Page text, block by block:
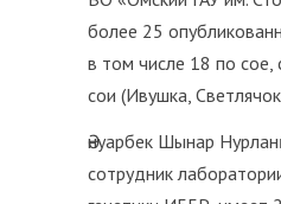
более 25
в том числе 18 по сое,
сои (Ивушка,
Әнуарбек Шынар
сотрудник